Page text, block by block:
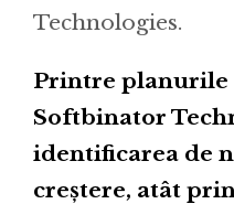
Technologies.
Printre planurile
Softbinator
identificarea de
creștere, atât